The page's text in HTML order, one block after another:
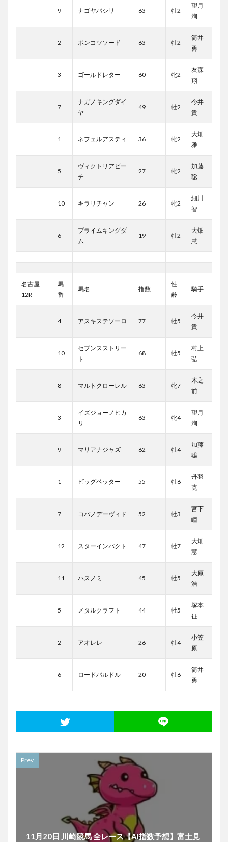
9 ナゴヤバシリ 63 牡2
望月
洵
2 ポンコツソード 63 牡2
筒井
勇
3 ゴールドレター 60 牝2
友森
翔
7
ナガノキングダイ
ヤ
49 牡2
今井
貴
1 ネフェルアスティ 36 牝2
大畑
雅
5
ヴィクトリアビー
チ
27 牝2
加藤
聡
10 キラリチャン 26 牝2
細川
智
6
プライムキングダ
ム
19 牡2
大畑
慧
名古屋
12R
馬
番
馬名 指数
性
齢
騎手
4 アスキステソーロ 77 牡5
今井
貴
10
セブンスストリー
ト
68 牡5
村上
弘
8 マルトクローレル 63 牝7
木之
前
3
イズジョーノヒカ
リ
63 牝4
望月
洵
9 マリアナジャズ 62 牡4
加藤
聡
1 ビッグベッター 55 牡6
丹羽
克
7 コパノデーヴィド 52 牡3
宮下
瞳
12 スターインパクト 47 牡7
大畑
慧
11 ハスノミ 45 牡5
大原
浩
5 メタルクラフト 44 牡5
塚本
征
2 アオレレ 26 牡4
小笠
原
6 ロードバルドル 20 牡6
筒井
勇
Prev
11月20日 川崎競馬 全レース【AI指数予想】富士見